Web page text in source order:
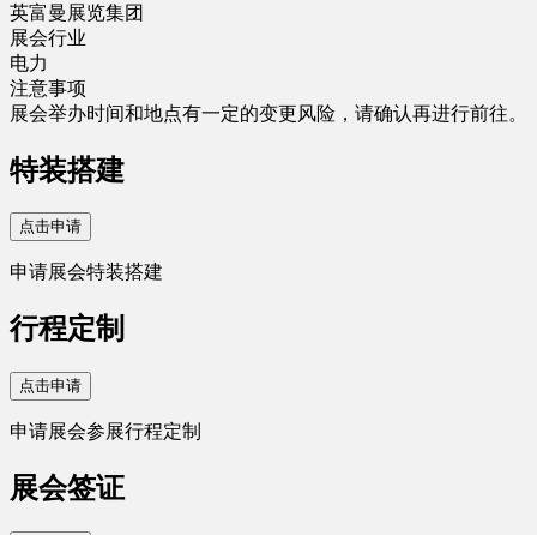
英富曼展览集团
展会行业
电力
注意事项
展会举办时间和地点有一定的变更风险，请确认再进行前往。
特装搭建
点击申请
申请展会特装搭建
行程定制
点击申请
申请展会参展行程定制
展会签证